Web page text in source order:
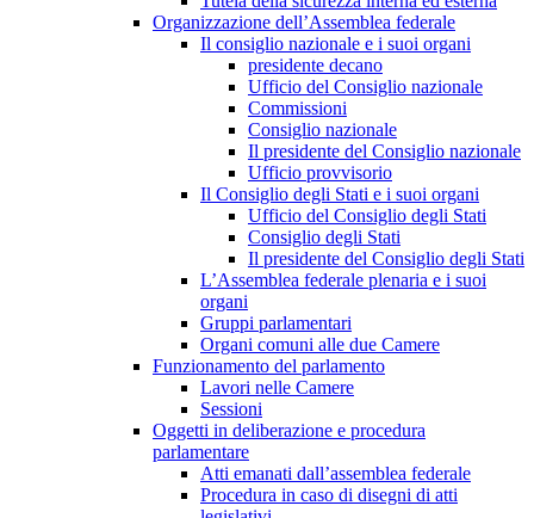
Organizzazione dell’Assemblea federale
Il consiglio nazionale e i suoi organi
presidente decano
Ufficio del Consiglio nazionale
Commissioni
Consiglio nazionale
Il presidente del Consiglio nazionale
Ufficio provvisorio
Il Consiglio degli Stati e i suoi organi
Ufficio del Consiglio degli Stati
Consiglio degli Stati
Il presidente del Consiglio degli Stati
L’Assemblea federale plenaria e i suoi
organi
Gruppi parlamentari
Organi comuni alle due Camere
Funzionamento del parlamento
Lavori nelle Camere
Sessioni
Oggetti in deliberazione e procedura
parlamentare
Atti emanati dall’assemblea federale
Procedura in caso di disegni di atti